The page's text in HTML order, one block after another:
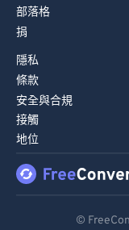
部落格
捐
隱私
條款
安全與合規
接觸
地位
©